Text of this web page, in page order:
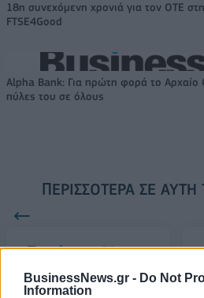
BusinessNews.gr - Do Not
Information
18η συνεχόμενη χρονιά για τον ΟΤΕ
FTSE4Good
Alpha Bank: Για πρώτη φορά το Αρχαίο
πύλες του σε όλους
ΠΕΡΙΣΣΌΤΕΡΑ ΣΕ
Toshiba: Προς περικοπή